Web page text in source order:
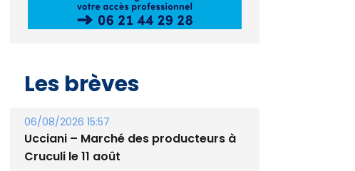
Les brèves
06/08/2026 15:57
Ucciani – Marché des producteurs à
Cruculi le 11 août